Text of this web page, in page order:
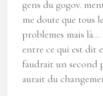
gens du gogov.
me doute que tous
problemes mais
entre ce qui est dit
faudrait un second
aurait du